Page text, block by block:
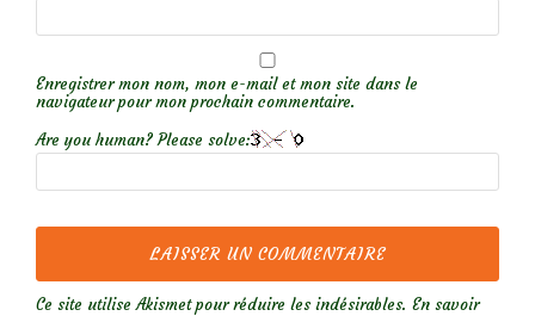
Enregistrer mon nom, mon e-mail et mon site dans le
navigateur pour mon prochain commentaire.
Are you human? Please solve:
Ce site utilise Akismet pour réduire les indésirables. En savoir